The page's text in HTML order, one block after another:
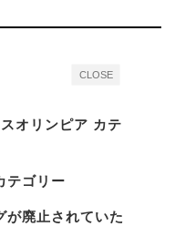
CLOSE
オリンピア カテ
テゴリー
が廃止されていた